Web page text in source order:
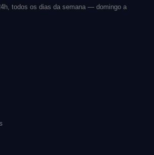
todos os dias da semana — domingo a